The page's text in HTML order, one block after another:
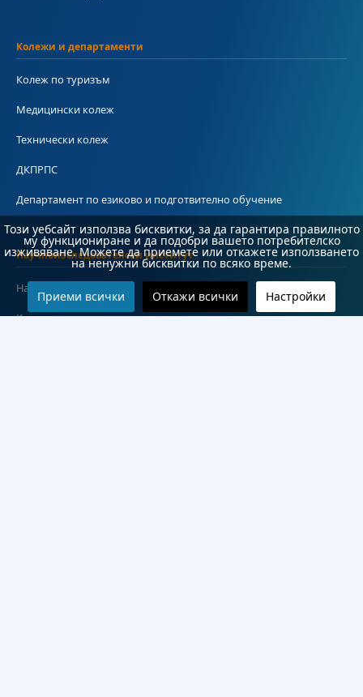
Колежи и департаменти
Колеж по туризъм
Медицински колеж
Технически колеж
ДКПРПС
Департамент по езиково и подготвително обучение
Научноизследователски институт
Научни лаборатории
Конкурси
Този уебсайт използва бисквитки, за да гарантира правилното
му функциониране и да подобри вашето потребителско
изживяване. Можете да приемете или откажете използването
на ненужни бисквитки по всяко време.
Приеми всички Откажи всички Настройки